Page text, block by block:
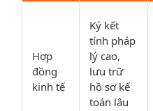
Hợp
đồng
kinh tế
Ký kết
tính pháp
lý cao,
lưu trữ
hồ sơ kế
toán lâu